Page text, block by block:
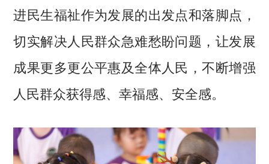
进民生福祉作为发展的出发点和落脚点，
切实解决人民群众急难愁盼问题，让发展
成果更多更公平惠及全体人民，不断增强
人民群众获得感、幸福感、安全感。